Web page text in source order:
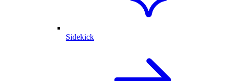
Sidekick